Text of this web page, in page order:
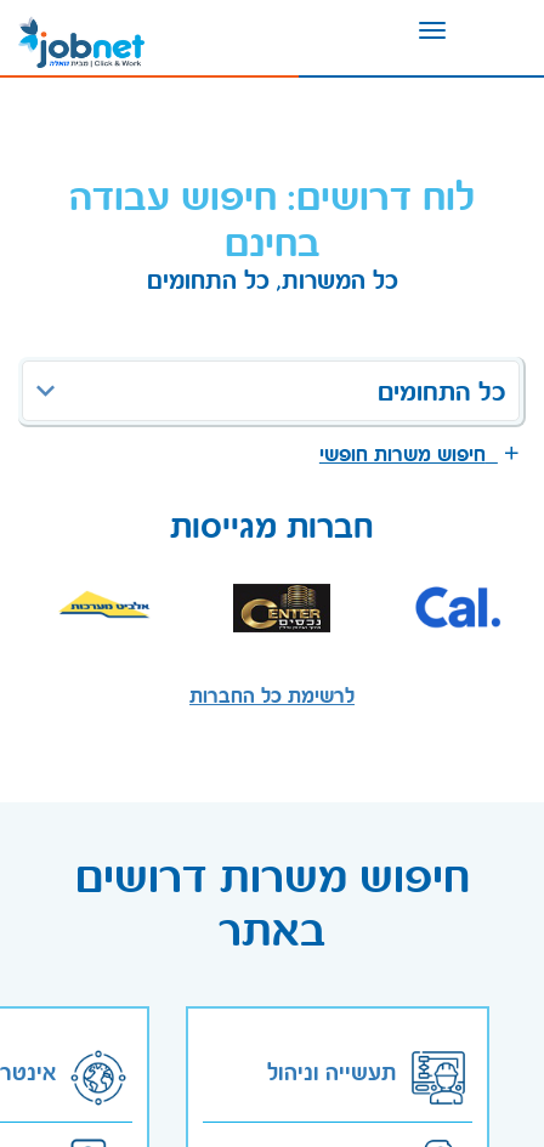
Toggle
לוח דרושים: חיפוש עבודה
בחינם
כל המשרות, כל התחומים
כל התחומים
חיפוש משרות חופשי
חברות מגייסות
לרשימת כל החברות
חיפוש משרות דרושים
באתר
תעשייה וניהול